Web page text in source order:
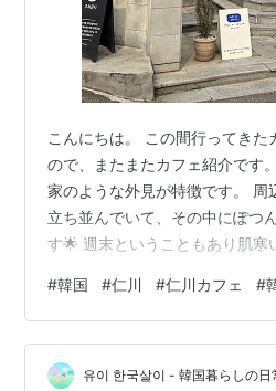
こんにちは。 この間行ってきた
ので、またまたカフェ紹介です
家のような外見が特徴です。 周
立ち並んでいて、その中にぽつ
す🌟 週末ということもあり肌寒
って初めて行きましたが、人気
はこれです・・ ⇩ 左→초록에이
イ、ライムが入りソーダ） 右→
ォン（マンゴシャーベットと、
#韓国 #仁川 #仁川カフェ #
유이 한국살이 - 韓国暮らしの日